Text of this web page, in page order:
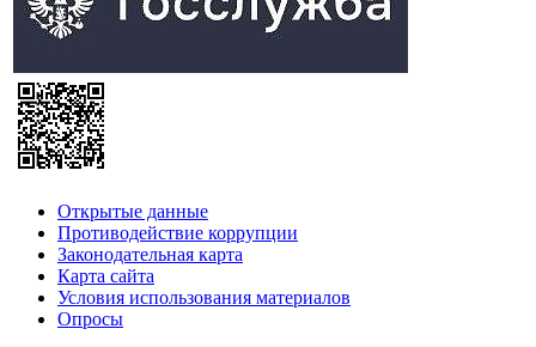
Открытые данные
Противодействие коррупции
Законодательная карта
Карта сайта
Условия использования материалов
Опросы